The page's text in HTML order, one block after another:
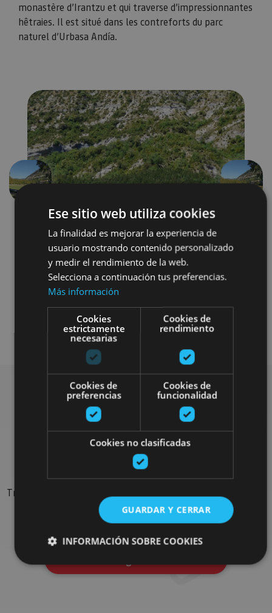
monastère d’Irantzu et qui traverse d’impressionnantes
hêtraies. Il est situé dans les contreforts du parc
naturel d’Urbasa Andía.
Précédent Suivant
Visitas guiadas
Rechercher plus de
sorties
Trouvez des sorties et des propositions pour compléter votre
séjour en Navarre : activités organisées, visites et les
évènements-phares de l'agenda
Ese sitio web utiliza cookies
La finalidad es mejorar la experiencia de
usuario mostrando contenido personalizado
y medir el rendimiento de la web.
Selecciona a continuación tus preferencias.
Más información
Cookies
estrictamente
necesarias
Cookies de
rendimiento
Cookies de
preferencias
Cookies de
funcionalidad
Cookies no clasificadas
GUARDAR Y CERRAR
INFORMACIÓN SOBRE COOKIES